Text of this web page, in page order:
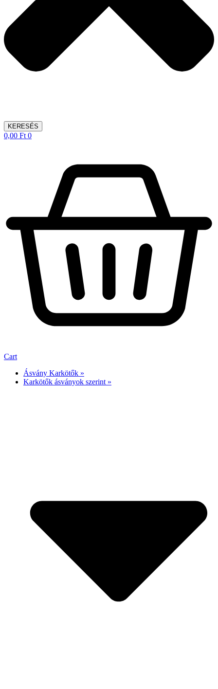
KERESÉS
0,00 Ft 0
Cart
Ásvány Karkötők »
Karkötők ásványok szerint »